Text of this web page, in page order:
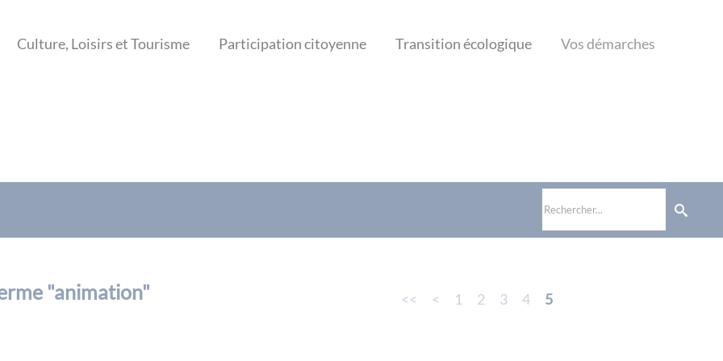
Culture, Loisirs et Tourisme Participation citoyenne Transition écologique Vos démarches
"animation" << < 1 2 3 4 5